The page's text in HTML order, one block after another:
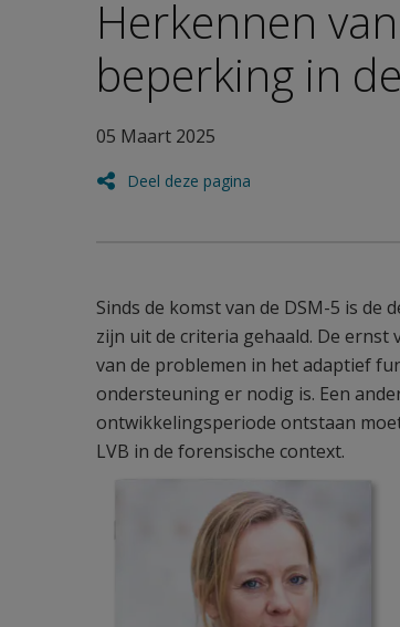
Herkennen
beperking in
05 Maart 2025
Deel deze pagina
Sinds de komst van de DSM-5 is
zijn uit de criteria gehaald. De
van de problemen in het adaptief
ondersteuning er nodig is. Een
ontwikkelingsperiode ontstaan
LVB in de forensische context.